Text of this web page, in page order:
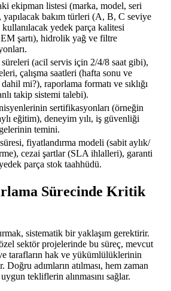
ekipman listesi (marka, model, seri
yapılacak bakım türleri (A, B, C seviye
kullanılacak yedek parça kalitesi
şartı), hidrolik yağ ve filtre
(acil servis için 2/4/8 saat gibi),
çalışma saatleri (hafta sonu ve
mi?), raporlama formatı ve sıklığı
takip sistemi talebi).
sertifikasyonları (örneğin
eğitim), deneyim yılı, iş güvenliği
temini.
fiyatlandırma modeli (sabit aylık/
cezai şartlar (SLA ihlalleri), garanti
parça stok taahhüdü.
Sürecinde Kritik
sistematik bir yaklaşım gerektirir.
sektör projelerinde bu süreç, mevcut
tarafların hak ve yükümlülüklerinin
Doğru adımların atılması, hem zaman
tekliflerin alınmasını sağlar.